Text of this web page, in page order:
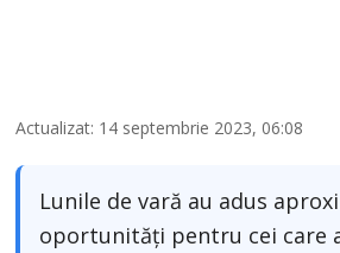
Actualizat: 14 septembrie 2023, 06:08
Lunile de vară au adus
oportunități pentru cei care